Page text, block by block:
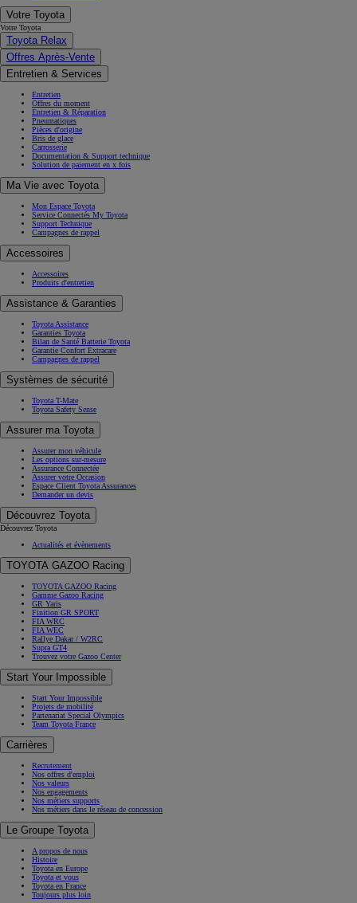
Votre Toyota
Votre Toyota
Toyota Relax
Offres Après-Vente
Entretien & Services
Entretien
Offres du moment
Entretien & Réparation
Pneumatiques
Pièces d'origine
Bris de glace
Carrosserie
Documentation & Support technique
Solution de paiement en x fois
Ma Vie avec Toyota
Mon Espace Toyota
Service Connectés My Toyota
Support Technique
Campagnes de rappel
Accessoires
Accessoires
Produits d'entretien
Assistance & Garanties
Toyota Assistance
Garanties Toyota
Bilan de Santé Batterie Toyota
Garantie Confort Extracare
Campagnes de rappel
Systèmes de sécurité
Toyota T-Mate
Toyota Safety Sense
Assurer ma Toyota
Assurer mon véhicule
Les options sur-mesure
Assurance Connectée
Assurer votre Occasion
Espace Client Toyota Assurances
Demander un devis
Découvrez Toyota
Découvrez Toyota
Actualités et évènements
TOYOTA GAZOO Racing
TOYOTA GAZOO Racing
Gamme Gazoo Racing
GR Yaris
Finition GR SPORT
FIA WRC
FIA WEC
Rallye Dakar / W2RC
Supra GT4
Trouvez votre Gazoo Center
Start Your Impossible
Start Your Impossible
Projets de mobilité
Partenariat Special Olympics
Team Toyota France
Carrières
Recrutement
Nos offres d'emploi
Nos valeurs
Nos engagements
Nos métiers supports
Nos métiers dans le réseau de concession
Le Groupe Toyota
A propos de nous
Histoire
Toyota en Europe
Toyota et vous
Toyota en France
Toujours plus loin